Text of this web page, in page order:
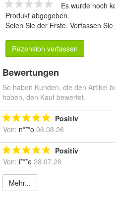
Es wurde noch
Produkt abgegeben.
Seien Sie der Erste. Verfassen
Rezension verfassen
Bewertungen
So haben Kunden, die den Artikel
haben, den Kauf bewertet.
Positiv
Von: n***o 06.08.26
Positiv
Von: i***e 28.07.26
Mehr...